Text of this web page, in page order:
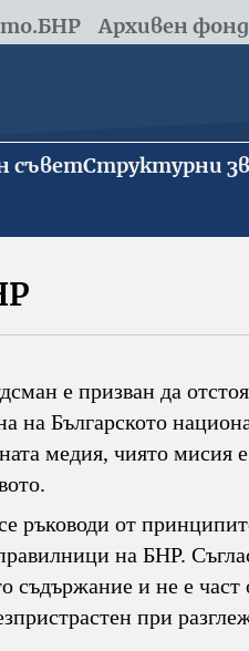
Архивен
съветСтруктурни
е призван да
Българското
медия, чиято мисия
от
на БНР.
съдържание и не е
при